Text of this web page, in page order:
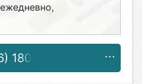
ежедневно,
180-23-80